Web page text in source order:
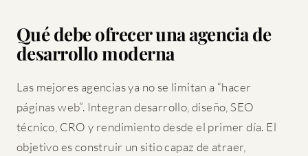
Qué debe ofrecer una agencia de
desarrollo moderna
Las mejores agencias ya no se limitan a “hacer
páginas web”. Integran desarrollo, diseño, SEO
técnico, CRO y rendimiento desde el primer día. El
objetivo es construir un sitio capaz de atraer,